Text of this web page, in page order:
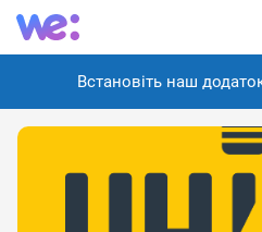
Встановіть наш